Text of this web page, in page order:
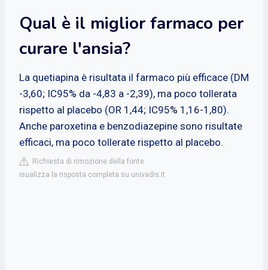
Qual è il miglior farmaco per
curare l'ansia?
La quetiapina è risultata il farmaco più efficace (DM
-3,60; IC95% da -4,83 a -2,39), ma poco tollerata
rispetto al placebo (OR 1,44; IC95% 1,16-1,80).
Anche paroxetina e benzodiazepine sono risultate
efficaci, ma poco tollerate rispetto al placebo.
Richiesta di rimozione della fonte
isualizza la risposta completa su univadis.it